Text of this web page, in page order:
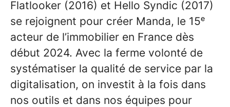
Flatlooker (2016) et Hello Syndic (2017)
se rejoignent pour créer Manda, le 15ᵉ
acteur de l’immobilier en France dès
début 2024. Avec la ferme volonté de
systématiser la qualité de service par la
digitalisation, on investit à la fois dans
nos outils et dans nos équipes pour